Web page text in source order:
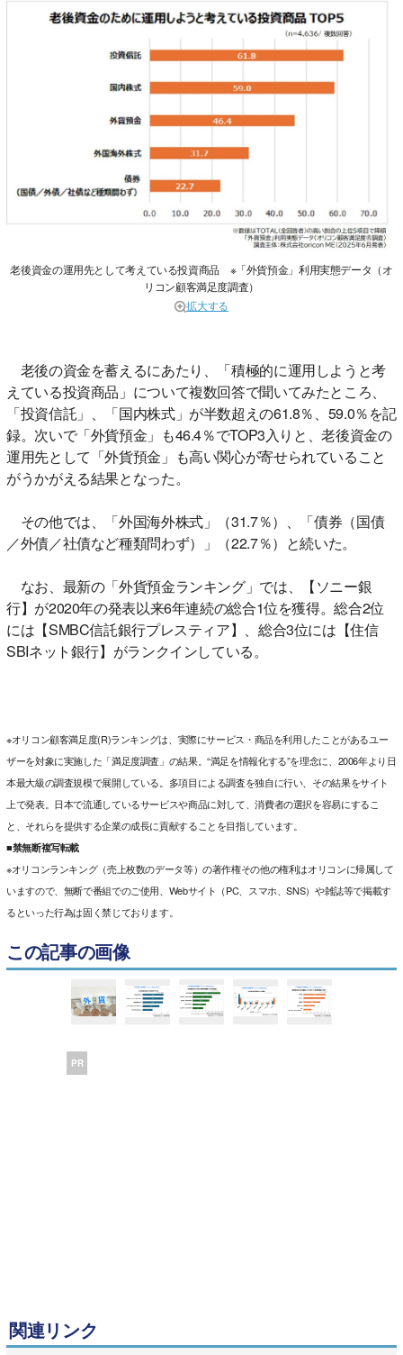
老後資金の運用先として考えている投資商品 ※「外貨預金」利用実態データ（オ
リコン顧客満足度調査）
拡大する
老後の資金を蓄えるにあたり、「積極的に運用しようと考
えている投資商品」について複数回答で聞いてみたところ、
「投資信託」、「国内株式」が半数超えの61.8％、59.0％を記
録。次いで「外貨預金」も46.4％でTOP3入りと、老後資金の
運用先として「外貨預金」も高い関心が寄せられていること
がうかがえる結果となった。
その他では、「外国海外株式」（31.7％）、「債券（国債
／外債／社債など種類問わず）」（22.7％）と続いた。
なお、最新の「外貨預金ランキング」では、【ソニー銀
行】が2020年の発表以来6年連続の総合1位を獲得。総合2位
には【SMBC信託銀行プレスティア】、総合3位には【住信
SBIネット銀行】がランクインしている。
※オリコン顧客満足度(R)ランキングは、実際にサービス・商品を利用したことがあるユー
ザーを対象に実施した「満足度調査」の結果。“満足を情報化する”を理念に、2006年より日
本最大級の調査規模で展開している。多項目による調査を独自に行い、その結果をサイト
上で発表。日本で流通しているサービスや商品に対して、消費者の選択を容易にするこ
と、それらを提供する企業の成長に貢献することを目指しています。
■禁無断複写転載
※オリコンランキング（売上枚数のデータ等）の著作権その他の権利はオリコンに帰属して
いますので、無断で番組でのご使用、Webサイト（PC、スマホ、SNS）や雑誌等で掲載す
るといった行為は固く禁じております。
この記事の画像
PR
関連リンク